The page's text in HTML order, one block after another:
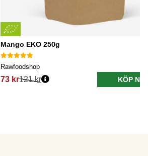
Mango EKO 250g
Rawfoodshop
73 kr121 kr KÖP NU